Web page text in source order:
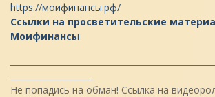
https://моифинансы.рф/
Ссылки на просветительские
Моифинансы
Не попадись на обман! Ссылка на